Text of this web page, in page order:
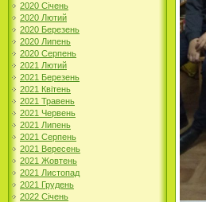
2020 Січень
2020 Лютий
2020 Березень
2020 Липень
2020 Серпень
2021 Лютий
2021 Березень
2021 Квітень
2021 Травень
2021 Червень
2021 Липень
2021 Серпень
2021 Вересень
2021 Жовтень
2021 Листопад
2021 Грудень
2022 Січень